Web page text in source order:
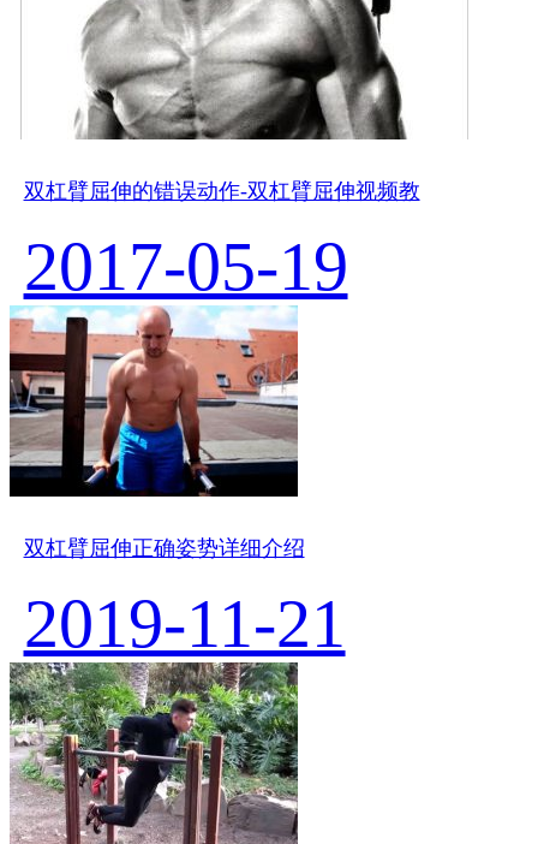
双杠臂屈伸的错误动作-双杠臂屈伸视频教
2017-05-19
双杠臂屈伸正确姿势详细介绍
2019-11-21